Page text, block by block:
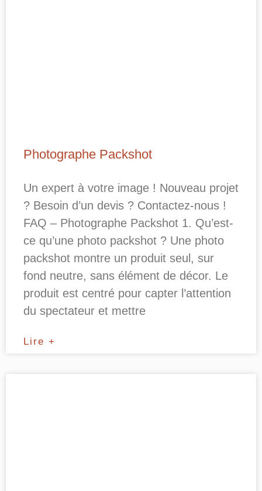
Photographe Packshot
Un expert à votre image ! Nouveau projet
? Besoin d’un devis ? Contactez-nous !
FAQ – Photographe Packshot 1. Qu’est-
ce qu’une photo packshot ? Une photo
packshot montre un produit seul, sur
fond neutre, sans élément de décor. Le
produit est centré pour capter l’attention
du spectateur et mettre
Lire +